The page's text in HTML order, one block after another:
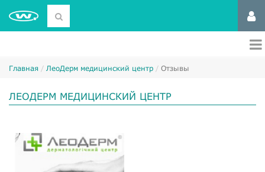
Главная ЛеоДерм медицинский центр Отзывы
ЛЕОДЕРМ МЕДИЦИНСКИЙ ЦЕНТР